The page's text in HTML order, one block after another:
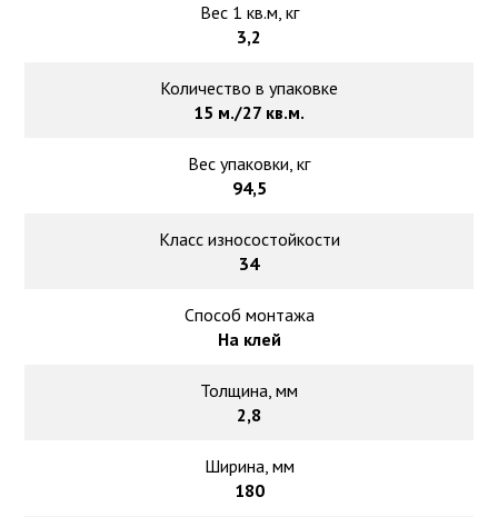
Вес 1 кв.м, кг
3,2
Количество в упаковке
15 м./27 кв.м.
Вес упаковки, кг
94,5
Класс износостойкости
34
Способ монтажа
На клей
Толщина, мм
2,8
Ширина, мм
180